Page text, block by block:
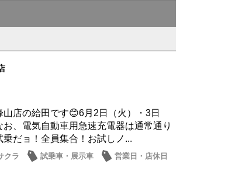
店の給田です😊6月2日（火）・3日
お、電気自動車用急速充電器は通常通り
だョ！全員集合！お試しノ...
クラ 試乗車・展示車 営業日・店休日